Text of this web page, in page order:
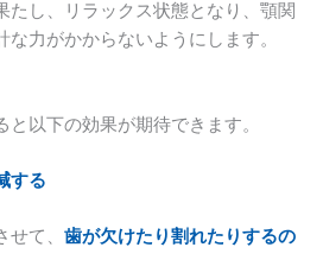
たし、リラックス状態となり、顎関
力がかからないようにします。
以下の効果が期待できます。
する
せて、 歯が欠けたり割れたりするの